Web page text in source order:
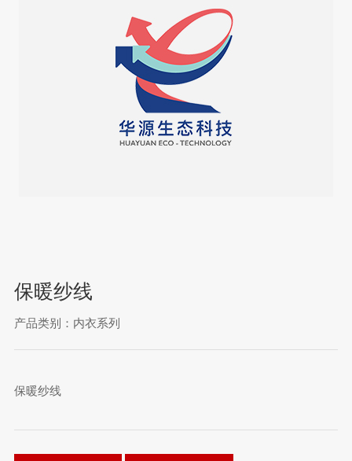
保暖纱线
产品类别：内衣系列
保暖纱线